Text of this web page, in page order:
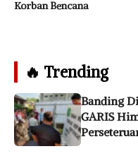
Korban Bencana
🔥 Trending
Banding
GARIS